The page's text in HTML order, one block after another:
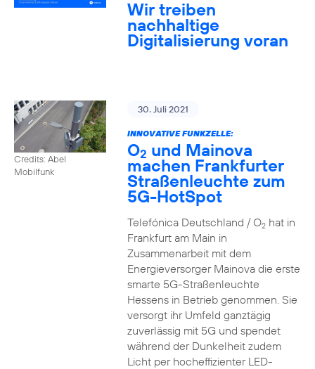
Wir treiben
nachhaltige
Digitalisierung voran
Credits: Abel
Mobilfunk
30. Juli 2021
INNOVATIVE FUNKZELLE:
O2 und Mainova
machen Frankfurter
Straßenleuchte zum
5G-HotSpot
Telefónica Deutschland / O2hat in
Frankfurt am Main in
Zusammenarbeit mit dem
Energieversorger Mainova die erste
smarte 5G-Straßenleuchte
Hessens in Betrieb genommen. Sie
versorgt ihr Umfeld ganztägig
zuverlässig mit 5G und spendet
während der Dunkelheit zudem
Licht per hocheffizienter LED-